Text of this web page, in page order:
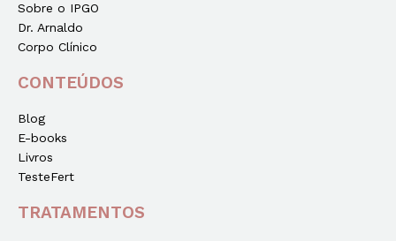
Sobre o IPGO
Dr. Arnaldo
Corpo Clínico
CONTEÚDOS
Blog
E-books
Livros
TesteFert
TRATAMENTOS